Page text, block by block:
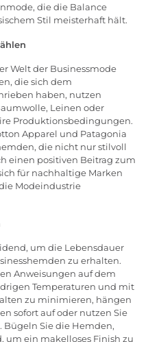
die die Balance
Stil meisterhaft hält.
Welt der Businessmode
die sich dem
haben, nutzen
Leinen oder
Produktionsbedingungen.
Apparel und Patagonia
die nicht nur stilvoll
einen positiven Beitrag zum
für nachhaltige Marken
Modeindustrie
um die Lebensdauer
zu erhalten.
Anweisungen auf dem
Temperaturen und mit
zu minimieren, hängen
sofort auf oder nutzen Sie
Sie die Hemden,
um ein makelloses Finish zu